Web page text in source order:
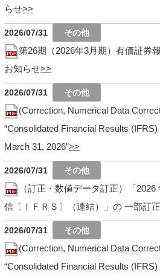
らせ
2026/07/31
第26期（2026年3月期）有価証券
お知らせ
2026/07/31
(Correction, Numerical Data
“Consolidated Financial Results
March 31, 2026”
2026/07/31
（訂正・数値データ訂正）「
信〔ＩＦＲＳ〕（連結）」の 一部訂
2026/07/31
(Correction, Numerical Data
“Consolidated Financial Results